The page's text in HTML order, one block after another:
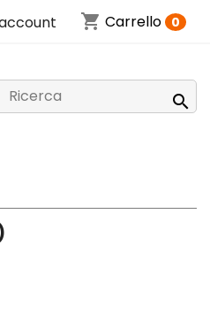
shopping_cart Carrello 0
